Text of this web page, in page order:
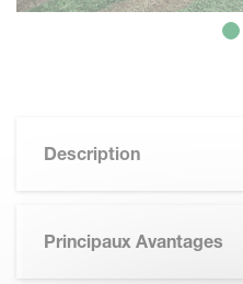
Description
Principaux Avantages